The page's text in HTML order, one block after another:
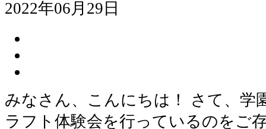
2022年06月29日
みなさん、こんにちは！ さて、学
ラフト体験会を行っているのをご